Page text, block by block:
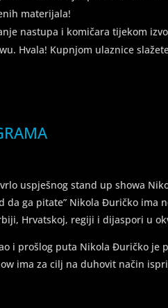
materijala!
nastupa i komičara tijekom
Hvala! Kupnjom ulaznice
uspješnog stand up showa
da ga pitate” Nikola Đuričko ima
Hrvatskoj, regiji i dijaspori u
i prošlog puta Nikola Đuričko je
ima za cilj na duhovit način